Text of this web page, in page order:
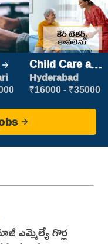
Child Care and
Patient care
Hyderabad
₹16000 - ₹35000
ఎమ్మెల్యే గొర్ల